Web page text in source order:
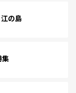
の島
集